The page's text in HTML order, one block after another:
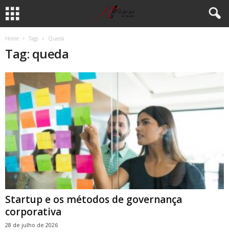
Home Tags Queda
Tag: queda
Startup e os métodos de governança
corporativa
28 de julho de 2026